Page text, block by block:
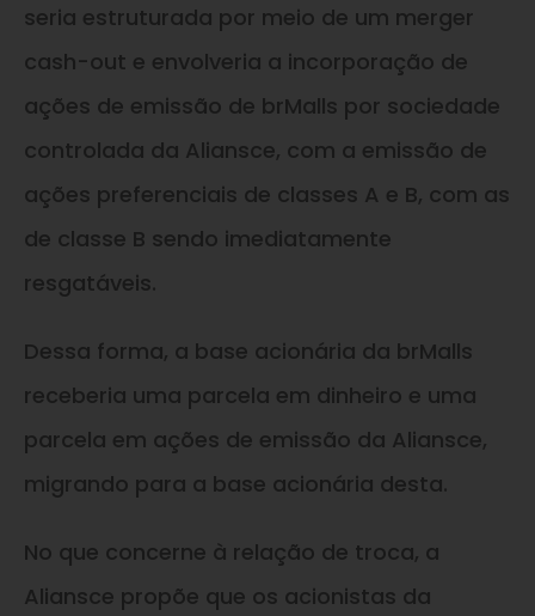
seria estruturada por meio de um merger
cash-out e envolveria a incorporação de
ações de emissão de brMalls por sociedade
controlada da Aliansce, com a emissão de
ações preferenciais de classes A e B, com as
de classe B sendo imediatamente
resgatáveis.
Dessa forma, a base acionária da brMalls
receberia uma parcela em dinheiro e uma
parcela em ações de emissão da Aliansce,
migrando para a base acionária desta.
No que concerne à relação de troca, a
Aliansce propõe que os acionistas da